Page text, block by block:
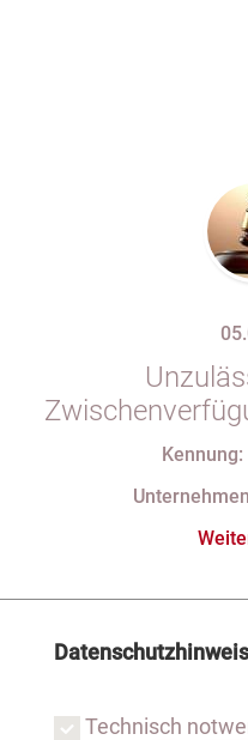
einer eGbR im
Datenschutzhinweis
Technisch